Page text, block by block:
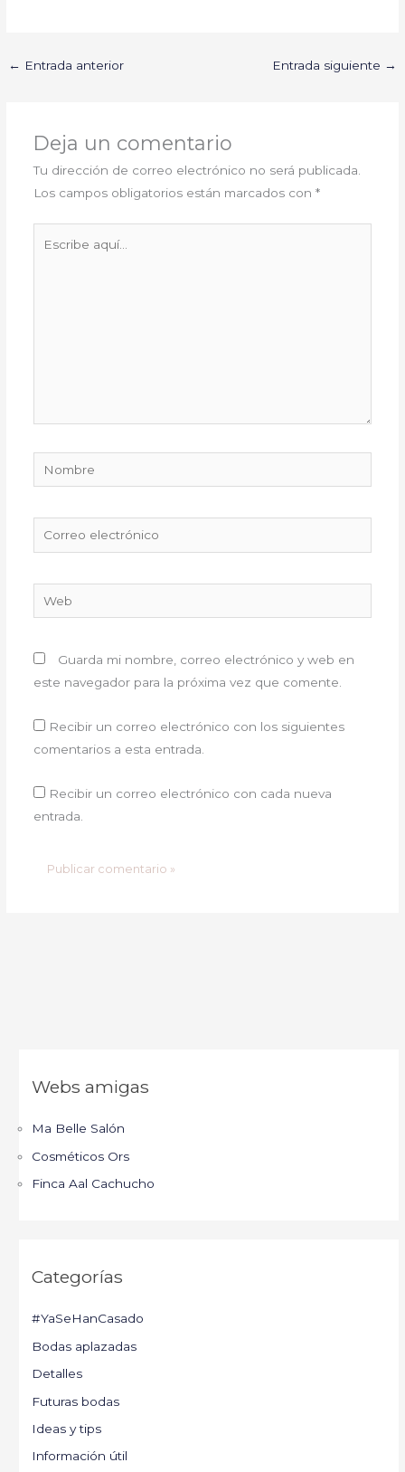
← Entrada anterior Entrada siguiente →
Deja un comentario
Tu dirección de correo electrónico no será publicada.
Los campos obligatorios están marcados con *
Nombre
electrónico
Guarda mi nombre, correo electrónico y web en
este navegador para la próxima vez que comente.
Recibir un correo electrónico con los siguientes
comentarios a esta entrada.
Recibir un correo electrónico con cada nueva
entrada.
Webs amigas
Ma Belle Salón
Cosméticos Ors
Finca Aal Cachucho
Categorías
#YaSeHanCasado
Bodas aplazadas
Detalles
Futuras bodas
Ideas y tips
Información útil